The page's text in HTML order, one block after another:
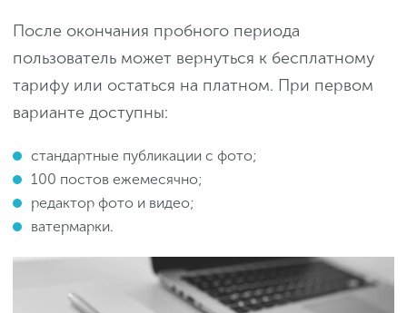
После окончания пробного периода
пользователь может вернуться к бесплатному
тарифу или остаться на платном. При первом
варианте доступны:
стандартные публикации с фото;
100 постов ежемесячно;
редактор фото и видео;
ватермарки.